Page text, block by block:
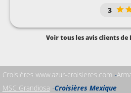
3
Voir tous les avis clients de
Croisières www.azur-croisieres.com
MSC Grandiosa Croisières Mexique